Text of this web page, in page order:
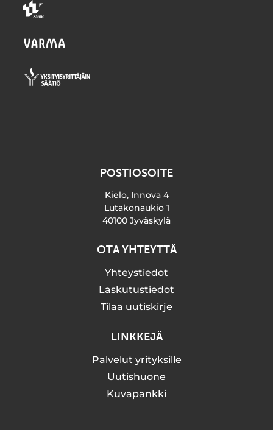
POSTIOSOITE
Kielo, Innova 4
Lutakonaukio 1
40100 Jyväskylä
OTA YHTEYTTÄ
Yhteystiedot
Laskutustiedot
Tilaa uutiskirje
LINKKEJÄ
Palvelut yrityksille
Uutishuone
Kuvapankki